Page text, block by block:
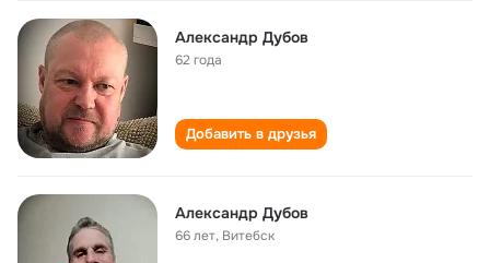
Александр Дубов
62 года
Добавить в друзья
Александр Дубов
66 лет, Витебск